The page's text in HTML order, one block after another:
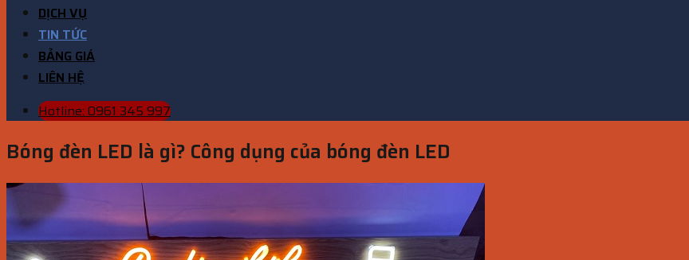
DỊCH VỤ
TIN TỨC
BẢNG GIÁ
LIÊN HỆ
Hotline: 0961 345 997
Bóng đèn LED là gì? Công dụng của bóng đèn LED